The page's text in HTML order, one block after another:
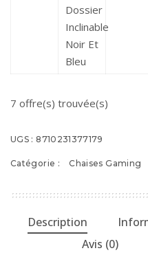
Dossier
Inclinable
Noir Et
Bleu
7 offre(s) trouvée(s)
UGS :8710231377179
Catégorie : Chaises Gaming
Description
Avis (0)